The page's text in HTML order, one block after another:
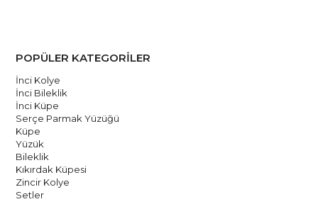
POPÜLER KATEGORİLER
İnci Kolye
İnci Bileklik
İnci Küpe
Serçe Parmak Yüzüğü
Küpe
Yüzük
Bileklik
Kıkırdak Küpesi
Zincir Kolye
Setler